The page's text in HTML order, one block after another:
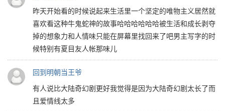
昨天开始看的时候说起来生活里一个坚定的唯物主义居然就
喜欢看这种牛鬼蛇神的故事哈哈哈哈哈哈被生活和成长剥夺
掉的想象力和人情味只能在屏幕里找回来了吧男主写字的时
候特别有夏目友人帐那味儿
回到明朝当王爷
有人说比大陆奇幻剧更好我觉得是因为大陆奇幻剧太长了而
且爱情线太多